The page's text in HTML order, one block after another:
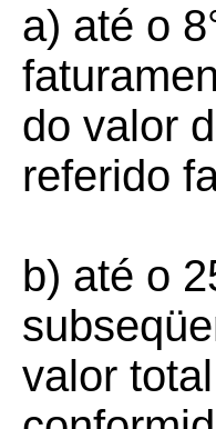
a) até o
do valor
referido
b) até o
valor